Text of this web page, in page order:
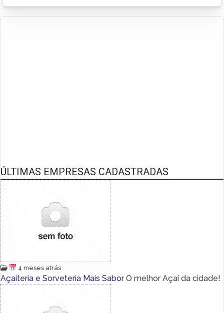
ÚLTIMAS EMPRESAS CADASTRADAS
4 meses atrás
Açaiteria e Sorveteria Mais SaborO melhor Açaí da cidade!